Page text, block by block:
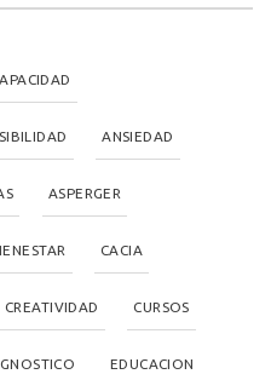
ANSIEDAD
ASPERGER
CACIA
CREATIVIDAD CURSOS
EDUCACION